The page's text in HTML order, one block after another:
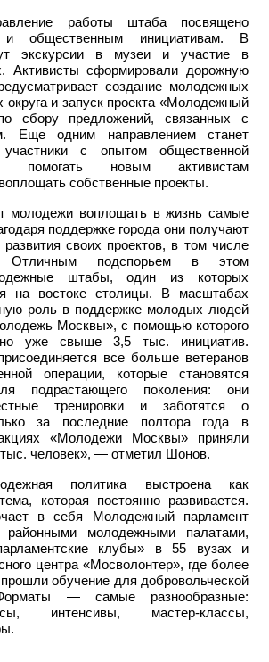
работы штаба посвящено
и общественным инициативам. В
экскурсии в музеи и участие в
Активисты сформировали дорожную
создание молодежных
округа и запуск проекта «Молодежный
сбору предложений, связанных с
Еще одним направлением станет
участники с опытом общественной
помогать новым активистам
собственные проекты.
молодежи воплощать в жизнь самые
поддержке города они получают
своих проектов, в том числе
Отличным подспорьем в этом
штабы, один из которых
на востоке столицы. В масштабах
роль в поддержке молодых людей
Москвы», с помощью которого
уже свыше 3,5 тыс. инициатив.
все больше ветеранов
операции, которые становятся
подрастающего поколения: они
тренировки и заботятся о
за последние полтора года в
акциях «Молодежи Москвы» приняли
тыс. человек», — отметил Шонов.
политика выстроена как
которая постоянно развивается.
в себя Молодежный парламент
молодежными палатами,
клубы» в 55 вузах и
центра «Мосволонтер», где более
обучение для добровольческой
— самые разнообразные:
интенсивы, мастер-классы,